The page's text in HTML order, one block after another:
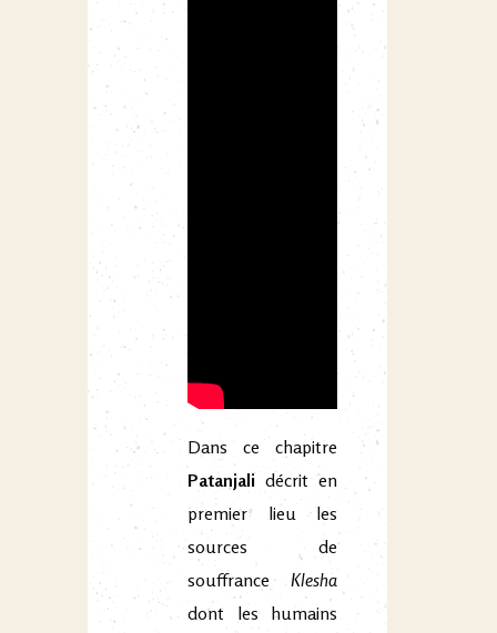
Dans ce chapitre
Patanjali décrit en
premier lieu les
sources de
souffrance Klesha
dont les humains